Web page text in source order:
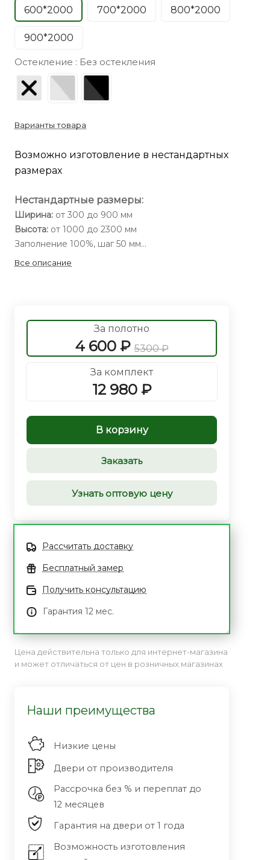
600*2000
700*2000 800*2000
900*2000
Остекление : Без остекления
Варианты товара
Возможно изготовление в нестандартных
размерах
Нестандартные размеры:
Ширина: от 300 до 900 мм
Высота: от 1000 до 2300 мм
Заполнение 100%, шаг 50 мм
Все описание
За полотно
4 600 ₽ 5300 ₽
За комплект
12 980 ₽
В корзину
Заказать
Узнать оптовую цену
Рассчитать доставку
Бесплатный замер
Получить консультацию
Гарантия 12 мес.
Цена действительна только для интернет-магазина
и может отличаться от цен в розничных магазинах
Наши преимущества
Низкие цены
Двери от производителя
Рассрочка без % и переплат до
12 месяцев
Гарантия на двери от 1 года
Возможность изготовления